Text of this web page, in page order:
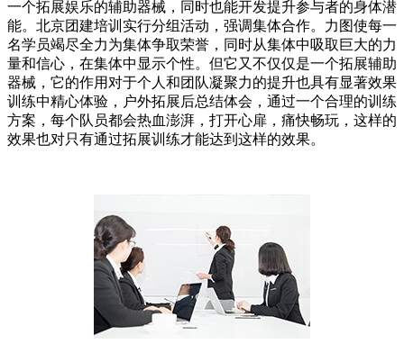
一个拓展娱乐的辅助器械，同时也能开发提升参与者的身体潜
能。北京团建培训实行分组活动，强调集体合作。力图使每一
名学员竭尽全力为集体争取荣誉，同时从集体中吸取巨大的力
量和信心，在集体中显示个性。但它又不仅仅是一个拓展辅助
器械，它的作用对于个人和团队凝聚力的提升也具有显著效果
训练中精心体验，户外拓展后总结体会，通过一个合理的训练
方案，每个队员都会热血澎湃，打开心扉，痛快畅玩，这样的
效果也对只有通过拓展训练才能达到这样的效果。